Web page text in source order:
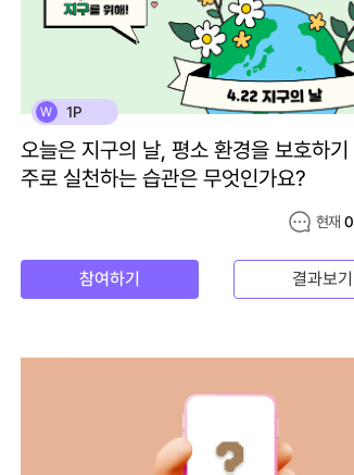
W 1P
오늘은 지구의 날, 평소 환경을 보호하기
주로 실천하는 습관은 무엇인가요?
현재0
참여하기 결과보기